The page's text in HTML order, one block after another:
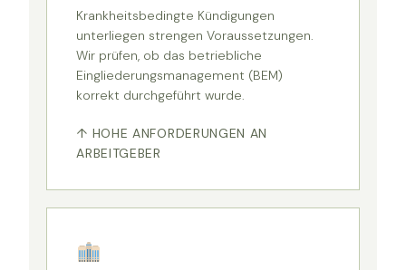
Krankheitsbedingte Kündigungen
unterliegen strengen Voraussetzungen.
Wir prüfen, ob das betriebliche
Eingliederungsmanagement (BEM)
korrekt durchgeführt wurde.
↑ HOHE ANFORDERUNGEN AN
ARBEITGEBER